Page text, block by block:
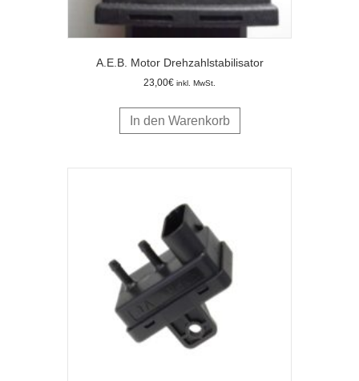
A.E.B. Motor Drehzahlstabilisator
23,00€ inkl. MwSt.
In den Warenkorb